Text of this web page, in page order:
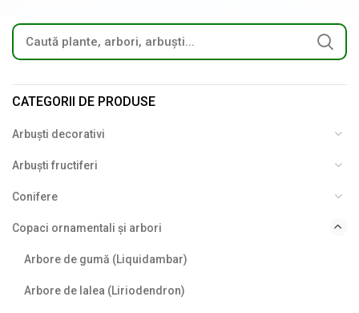
CATEGORII DE PRODUSE
Arbuști decorativi
Arbuști fructiferi
Conifere
Copaci ornamentali și arbori
Arbore de gumă (Liquidambar)
Arbore de lalea (Liriodendron)